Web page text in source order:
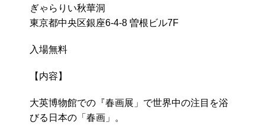
ぎゃらりい秋華洞
東京都中央区銀座6-4-8 曽根ビル7F
入場無料
【内容】
大英博物館での『春画展」で世界中の注目を浴
びる日本の「春画」。